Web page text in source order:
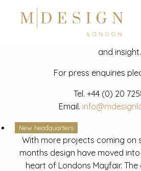
News
Latest mdesign development
and insight.
For press enquiries
Tel. +44 (0) 20
Email.
New headquarters
With more projects coming on
months design have moved
heart of Londons Mayfair.